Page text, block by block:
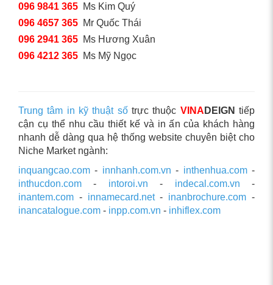
096 9841 365 Ms Kim Quý
096 4657 365 Mr Quốc Thái
096 2941 365 Ms Hương Xuân
096 4212 365 Ms Mỹ Ngọc
Trung tâm in kỹ thuật sốtrực thuộc VINA DEIGN tiếp
cận cụ thể nhu cầu thiết kế và in ấn của khách hàng
nhanh dễ dàng qua hệ thống website chuyên biệt cho
Niche Market ngành:
inquangcao.com - innhanh.com.vn - inthenhua.com-
inthucdon.com - intoroi.vn - indecal.com.vn -
inantem.com - innamecard.net- inanbrochure.com -
inancatalogue.com - inpp.com.vn - inhiflex.com